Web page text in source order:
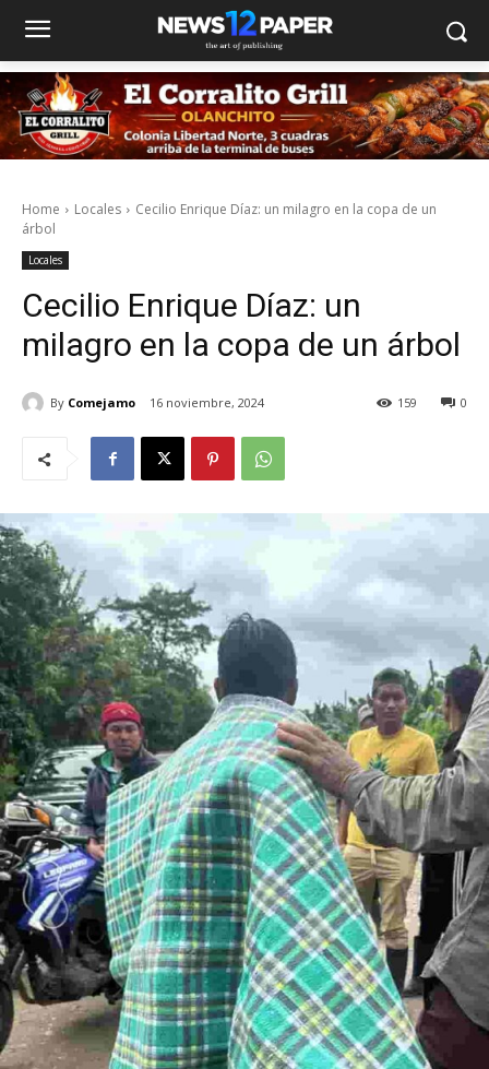
Home Locales
Cecilio Enrique Díaz: un milagro en la copa de un
árbol
Locales
Cecilio Enrique Díaz: un
milagro en la copa de un árbol
By Comejamo 16 noviembre, 2024 0
159